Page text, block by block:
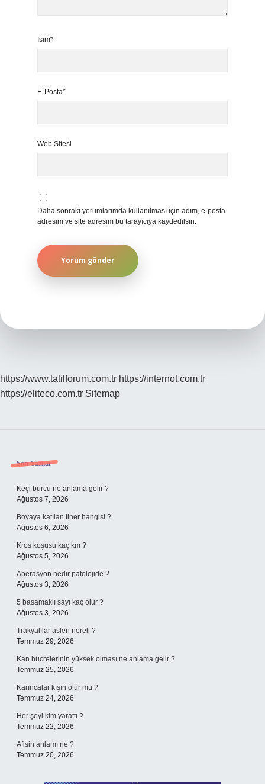
İsim*
E-Posta*
Web Sitesi
Daha sonraki yorumlarımda kullanılması için adım, e-posta
adresim ve site adresim bu tarayıcıya kaydedilsin.
https://www.tatilforum.com.tr https://internot.com.tr
https://eliteco.com.tr Sitemap
Sidebar
Son Yazılar
Keçi burcu ne anlama gelir ?
Ağustos 7, 2026
Boyaya katılan tiner hangisi ?
Ağustos 6, 2026
Kros koşusu kaç km ?
Ağustos 5, 2026
Aberasyon nedir patolojide ?
Ağustos 3, 2026
5 basamaklı sayı kaç olur ?
Ağustos 3, 2026
Trakyalılar aslen nereli ?
Temmuz 29, 2026
Kan hücrelerinin yüksek olması ne anlama gelir ?
Temmuz 25, 2026
Karıncalar kışın ölür mü ?
Temmuz 24, 2026
Her şeyi kim yarattı ?
Temmuz 22, 2026
Afişin anlamı ne ?
Temmuz 20, 2026